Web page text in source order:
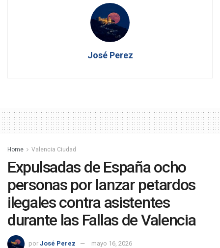
José Perez
Home Valencia Ciudad
Expulsadas de España ocho
personas por lanzar petardos
ilegales contra asistentes
durante las Fallas de Valencia
por José Perez mayo 16, 2026